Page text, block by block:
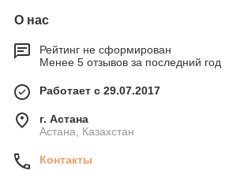
О нас
Рейтинг не сформирован
Менее 5 отзывов за последний год
Работает с 29.07.2017
г. Астана
Астана, Казахстан
Контакты